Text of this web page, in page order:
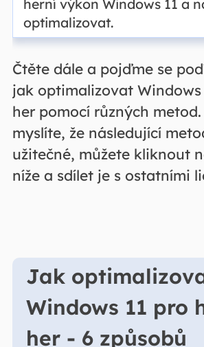
herní výkon Windows 11 a
optimalizovat.
Čtěte dále a pojďme se
jak optimalizovat Windows
her pomocí různých
myslíte, že následující
užitečné, můžete kliknout
níže a sdílet je s ostatními
Jak
Windows 11 pro
her - 6 způsobů